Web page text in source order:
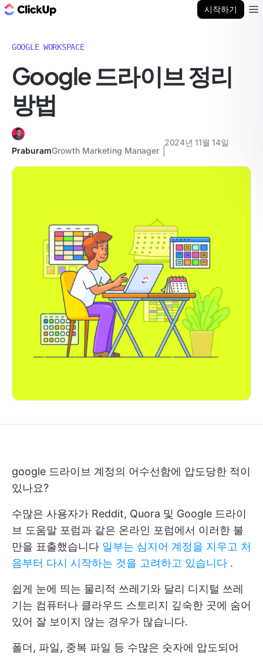
시작하기
GOOGLE WORKSPACE
Google 드라이브 정리
방법
PraburamGrowth Marketing Manager
2024년 11월 14일
google 드라이브 계정의 어수선함에 압도당한 적이
있나요?
수많은 사용자가 Reddit, Quora 및 Google 드라이
브 도움말 포럼과 같은 온라인 포럼에서 이러한 불
만을 표출했습니다 일부는 심지어 계정을 지우고 처
음부터 다시 시작하는 것을 고려하고 있습니다 .
쉽게 눈에 띄는 물리적 쓰레기와 달리 디지털 쓰레
기는 컴퓨터나 클라우드 스토리지 깊숙한 곳에 숨어
있어 잘 보이지 않는 경우가 많습니다.
폴더, 파일, 중복 파일 등 수많은 숫자에 압도되어